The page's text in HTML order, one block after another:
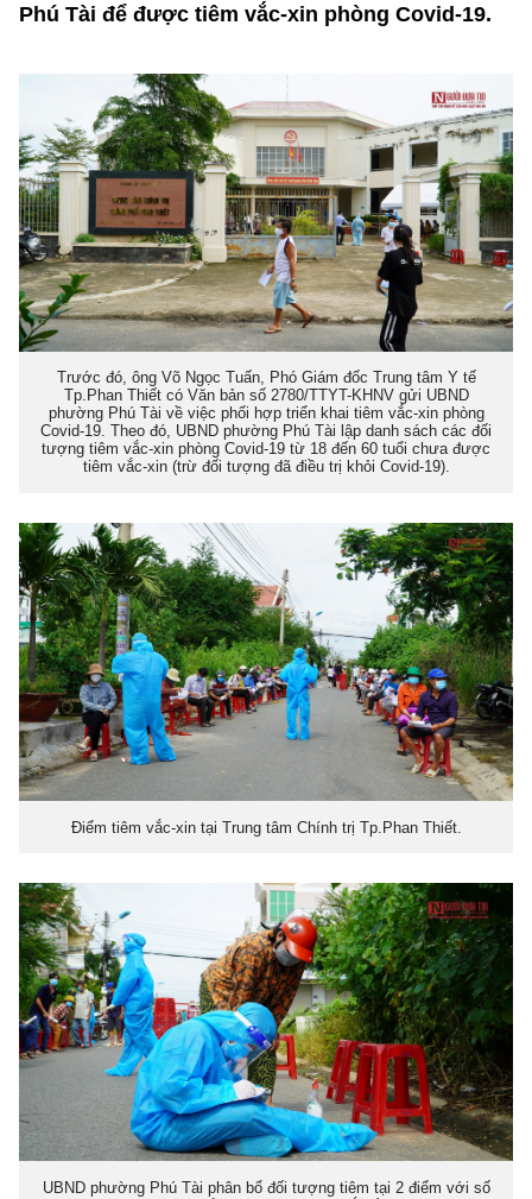
Phú Tài để được tiêm vắc-xin phòng Covid-19.
Trước đó, ông Võ Ngọc Tuấn, Phó Giám đốc Trung tâm Y tế
Tp.Phan Thiết có Văn bản số 2780/TTYT-KHNV gửi UBND
phường Phú Tài về việc phối hợp triển khai tiêm vắc-xin phòng
Covid-19. Theo đó, UBND phường Phú Tài lập danh sách các đối
tượng tiêm vắc-xin phòng Covid-19 từ 18 đến 60 tuổi chưa được
tiêm vắc-xin (trừ đối tượng đã điều trị khỏi Covid-19).
Điểm tiêm vắc-xin tại Trung tâm Chính trị Tp.Phan Thiết.
UBND phường Phú Tài phân bổ đối tượng tiêm tại 2 điểm với số